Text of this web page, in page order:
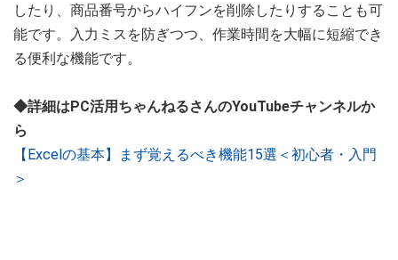
したり、商品番号からハイフンを削除したりすることも可
能です。入力ミスを防ぎつつ、作業時間を大幅に短縮でき
る便利な機能です。
◆詳細はPC活用ちゃんねるさんのYouTubeチャンネルか
ら
【Excelの基本】まず覚えるべき機能15選＜初心者・入門
＞